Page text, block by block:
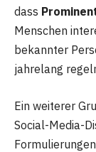
dass
Menschen
bekannter
jahrelang
Ein weiterer
Social-Media-